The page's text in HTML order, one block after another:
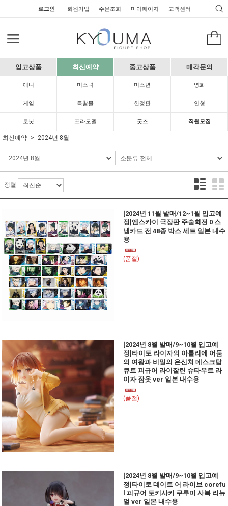
로그인 회원가입 주문조회 마이페이지 고객센터
입고상품 최신예약 중고상품 매각문의
애니 미소녀 미소년 영화
게임 특촬물 한정판 인형
로봇 프라모델 굿즈 직원모집
최신예약 2024년 8월
정렬
[2024년 11월 발매/12~1월 입고예
정]엔스카이 극장판 주술회전 0 스
냅카드 전 48종 박스 세트 일본 내수
용
(품절)
[2024년 8월 발매/9~10월 입고예
정]타이토 라이자의 아틀리에 어둠
의 여왕과 비밀의 은신처 데스크탑
큐트 피규어 라이잘린 슈타우트 라
이자 잠옷 ver 일본 내수용
(품절)
[2024년 8월 발매/9~10월 입고예
정]타이토 데이트 어 라이브 corefu
l 피규어 토키사키 쿠루미 사복 리뉴
얼 ver 일본 내수용